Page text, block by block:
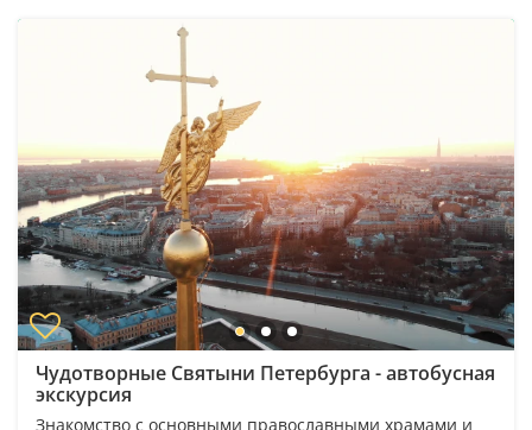
Чудотворные Святыни Петербурга - автобусная
экскурсия
Знакомство с основными православными храмами и